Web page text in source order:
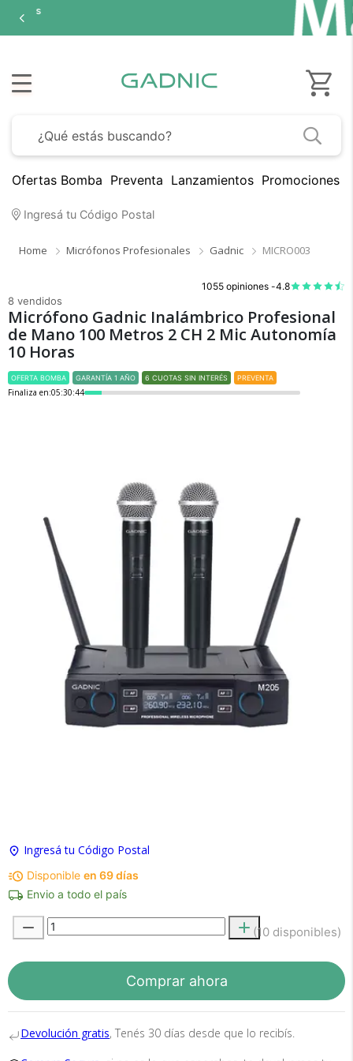
Ofertas Bomba Preventa Lanzamientos Promociones
Ingresá tu Código Postal
Home Micrófonos Profesionales Gadnic MICRO003
1055 opiniones -4.8
8 vendidos
Micrófono Gadnic Inalámbrico Profesional
de Mano 100 Metros 2 CH 2 Mic Autonomía
10 Horas
OFERTA BOMBA GARANTÍA 1 AÑO 6 CUOTAS SIN INTERÉS PREVENTA
Finaliza en:05:30:44
Ingresá tu Código Postal
Disponible en 69 días
Envio a todo el país
(10 disponibles)
Comprar ahora
Devolución gratis, Tenés 30 días desde que lo recibís.
te devolvemos tu dinero.
En Bidcom te aseguramos recibir el producto